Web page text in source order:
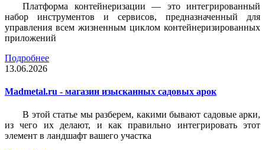
Платформа контейнеризации — это интегрированный
набор инструментов и сервисов, предназначенный для
управления всем жизненным циклом контейнеризированных
приложений
Подробнее
13.06.2026
Madmetal.ru - магазин изысканных садовых арок
В этой статье мы разберем, какими бывают садовые арки,
из чего их делают, и как правильно интегрировать этот
элемент в ландшафт вашего участка